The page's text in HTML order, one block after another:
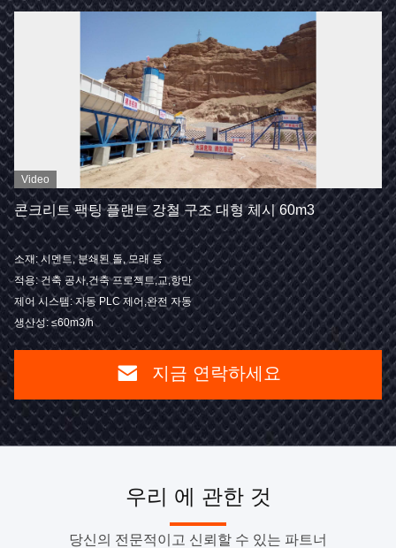
Video
콘크리트 팩팅 플랜트 강철 구조 대형 체시 60m3
소재: 시멘트, 분쇄된 돌, 모래 등
적용: 건축 공사,건축 프로젝트,교,항만
제어 시스템: 자동 PLC 제어,완전 자동
생산성: ≤60m3/h
지금 연락하세요
우리 에 관한 것
당신의 전문적이고 신뢰할 수 있는 파트너